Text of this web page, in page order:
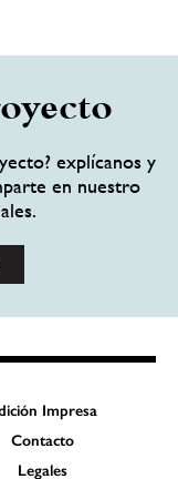
explícanos y
en nuestro
Impresa
Contacto
Legales